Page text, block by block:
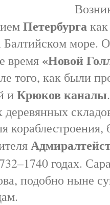
Петербурга
Балтийском море.
время«Новой
того, как были
и Крюков каналы
деревянных
годах.
подобно ныне